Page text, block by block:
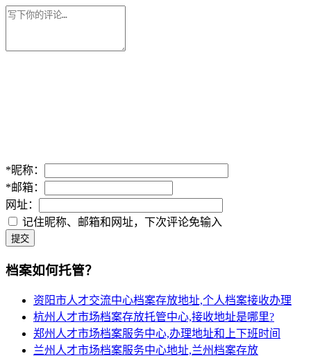
*昵称：
*邮箱：
网址：
记住昵称、邮箱和网址，下次评论免输入
提交
档案如何托管？
资阳市人才交流中心档案存放地址,个人档案接收办理
杭州人才市场档案存放托管中心,接收地址是哪里?
郑州人才市场档案服务中心,办理地址和上下班时间
兰州人才市场档案服务中心地址,兰州档案存放